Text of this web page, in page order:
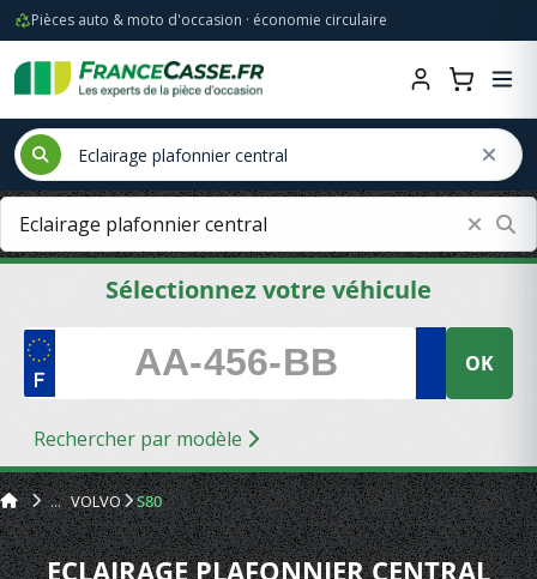
Pièces auto & moto d'occasion · économie circulaire
Sélectionnez votre véhicule
OK
Rechercher par modèle
VOLVO S80
ECLAIRAGE PLAFONNIER CENTRAL